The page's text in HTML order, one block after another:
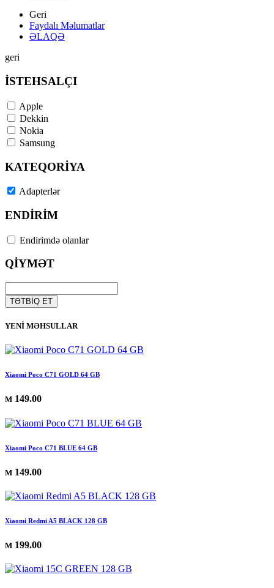
Geri
Faydalı Məlumatlar
ƏLAQƏ
geri
İSTEHSALÇI
Apple
Dekkin
Nokia
Samsung
KATEQORİYA
Adapterlər
ENDİRİM
Endirimdə olanlar
QİYMƏT
TƏTBİQ ET
YENİ MƏHSULLAR
Xiaomi Poco C71 GOLD 64 GB
M 149.00
Xiaomi Poco C71 BLUE 64 GB
M 149.00
Xiaomi Redmi A5 BLACK 128 GB
M 199.00